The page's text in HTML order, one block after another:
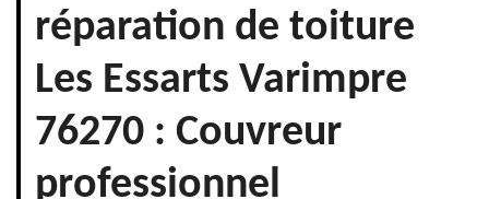
réparation de toiture
Les Essarts Varimpre
76270 : Couvreur
professionnel